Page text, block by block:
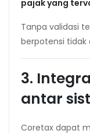
pajak yang
Tanpa validasi
berpotensi tidak
3.
antar
Coretax dapat